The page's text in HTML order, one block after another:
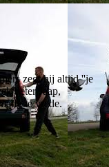
zegt hij altijd ''je
beter Jaap,
te vrede.